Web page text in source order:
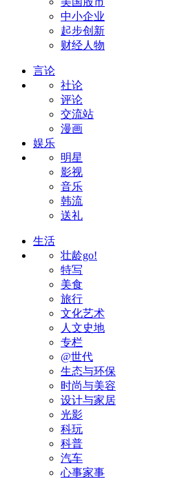
中小企业
起步创新
财经人物
言论
社论
评论
交流站
漫画
娱乐
明星
影视
音乐
韩流
送礼
生活
壮龄go!
特写
美食
旅行
文化艺术
人文史地
专栏
@世代
生态与环保
时尚与美容
设计与家居
光影
科玩
科普
汽车
心事家事